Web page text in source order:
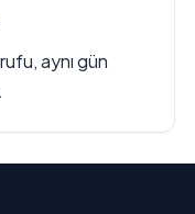
aynı gün